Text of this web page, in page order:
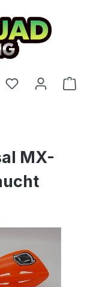
You have 0
MX-